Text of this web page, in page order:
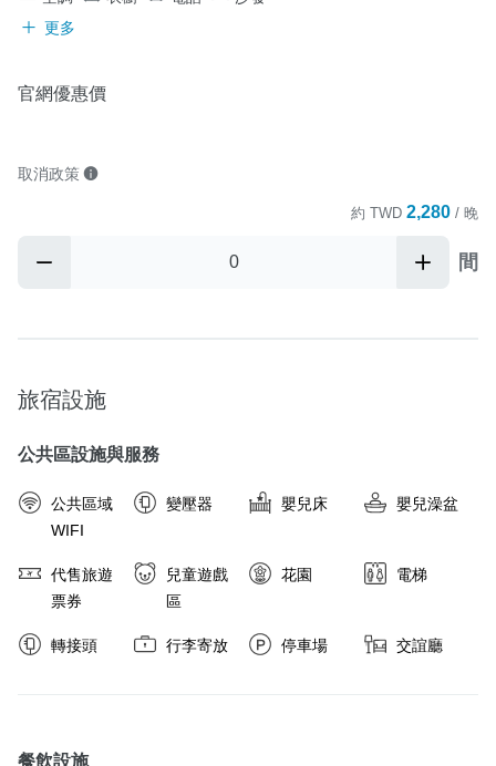
更多
官網優惠價
取消政策
約 TWD 2,280 / 晚
間
旅宿設施
公共區設施與服務
公共區域
WIFI
變壓器 嬰兒床 嬰兒澡盆
代售旅遊
票券
兒童遊戲
區
花園 電梯
轉接頭 行李寄放 停車場 交誼廳
餐飲設施